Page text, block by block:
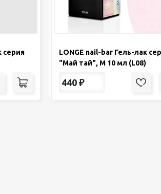
серия
LONGE nail-bar Гель-лак
"Май тай", М 10 мл (L08)
440 ₽